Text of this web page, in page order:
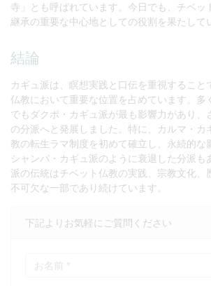
寺」とも呼ばれています。今日でも、チベッ
継承の重要な中心地としての役割を果たして
結論
カギュ派は、瞑想実践と口伝を重視すること
仏教において重要な位置を占めています。多
でもダクポ・カギュ派が最も影響力があり、
の分派へと発展しました。特に、カルマ・カ
教の転生ラマ制度を初めて確立し、永続的な
シャンパ・カギュ派のように衰退した分派も
派の伝統はチベット仏教の実践、宗教文化、
不可欠な一部であり続けています。
下記よりお気軽にご質問ください